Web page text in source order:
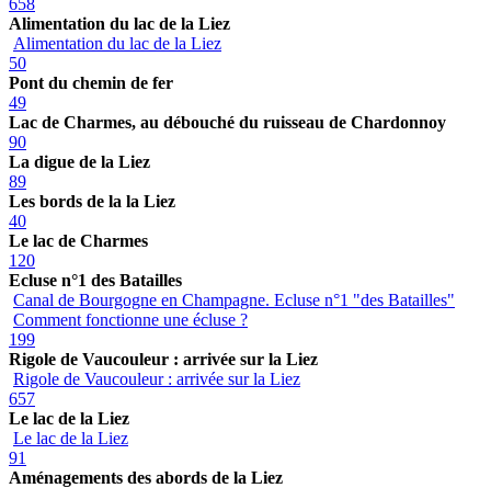
Alimentation du lac de la Liez
Alimentation du lac de la Liez
50
Pont du chemin de fer
49
Lac de Charmes, au débouché du ruisseau de Chardonnoy
90
La digue de la Liez
89
Les bords de la la Liez
40
Le lac de Charmes
120
Ecluse n°1 des Batailles
Canal de Bourgogne en Champagne. Ecluse n°1 "des Batailles"
Comment fonctionne une écluse ?
199
Rigole de Vaucouleur : arrivée sur la Liez
Rigole de Vaucouleur : arrivée sur la Liez
657
Le lac de la Liez
Le lac de la Liez
91
Aménagements des abords de la Liez